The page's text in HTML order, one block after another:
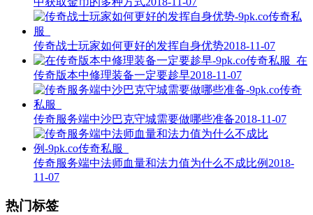
传奇战士玩家如何更好的发挥自身优势2018-11-07
在
传奇版本中修理装备一定要趁早2018-11-07
传奇服务端中沙巴克守城需要做哪些准备2018-11-07
传奇服务端中法师血量和法力值为什么不成比例 2018-
11-07
热门标签